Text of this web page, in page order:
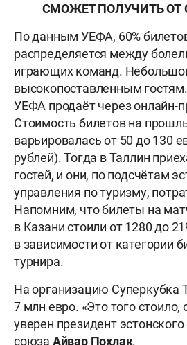
СМОЖЕТ ПОЛУЧИТЬ ОТ
По данным УЕФА, 60%
распределяется между
играющих команд.
высокопоставленным
УЕФА продаёт через онлайн-
Стоимость билетов на
варьировалась от 50 до 130
рублей). Тогда в Таллин
гостей, и они, по подсчётам
управления по туризму,
Напомним, что билеты на
в Казани стоили от 1280 до
в зависимости от категории
турнира.
На организацию Суперкубка
7 млн евро. «Это того стоило,
уверен президент
союза Айвар Похлак.